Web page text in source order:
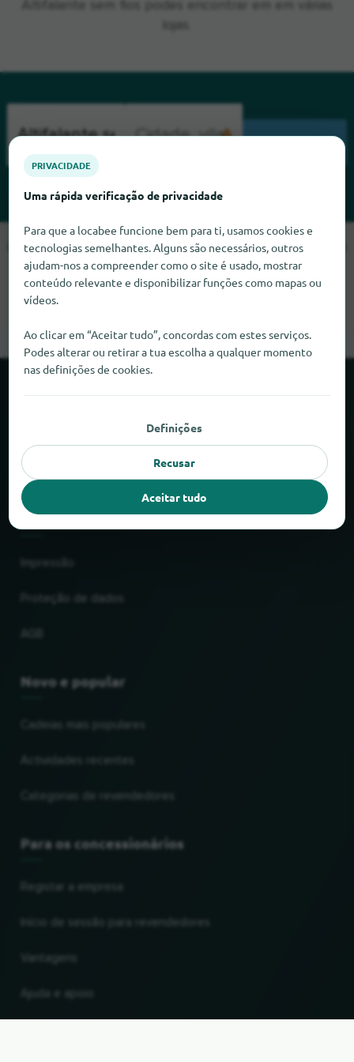
Lamentamos, mas não conseguimos encontrar Altifalante sem
fios neste momento. Se souber onde encontrar Altifalante
sem fios, ficaríamos muito satisfeitos se nos informasse.
Sobre o locabee
Parceiros
Jurídico
Novo e popular
Cadeias mais populares
Para os concessionários
Registar a empresa
Vantagens
Ajuda e apoio
PRIVACIDADE
Uma rápida verificação de privacidade
Para que a locabee funcione bem para ti, usamos cookies e
tecnologias semelhantes. Alguns são necessários, outros
ajudam-nos a compreender como o site é usado, mostrar
conteúdo relevante e disponibilizar funções como mapas ou
vídeos.
Ao clicar em “Aceitar tudo”, concordas com estes serviços.
Podes alterar ou retirar a tua escolha a qualquer momento
nas definições de cookies.
Definições
Recusar
Aceitar tudo